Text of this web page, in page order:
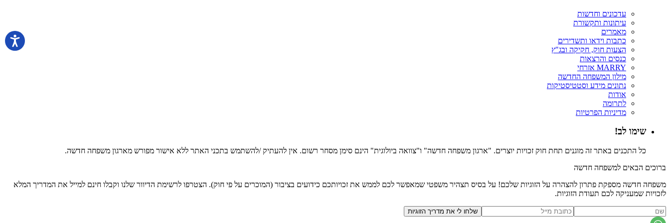
עדכונים וחדשות
עיתונות ותקשורת
מאמרים
כתבות וידאו ותשדירים
הצעות חוק, חקיקה ובג"ץ
כנסים והרצאות
MARRY אזרחי
מילון המשפחה החדשה
נתונים מידע וסטטיסטיקות
אודות
לתרומה
מדיניות הפרטיות
שימו לב!
כל התכנים באתר זה מוגנים תחת חוק זכויות יוצרים. "ארגון משפחה חדשה" ו"צוואה ביולוגית" הינם סימן מסחר רשום. אין להעתיק /להשתמש בתכני האתר ללא אישור מפורש מארגון משפחה חדשה.
ברוכים הבאים למשפחה חדשה
משפחה חדשה מספקת פתרון להצהרה על הזוגיות שלכם! על בסיס תצהיר משפטי שמאפשר לכם לממש את זכויותכם כידועים בציבור (המוכרים על פי חוק). הצטרפו לרשימת הדיוור שלנו וקבלו חינם למייל את המדריך המלא
לזכויות שמעניקה לכם תעודת הזוגיות.